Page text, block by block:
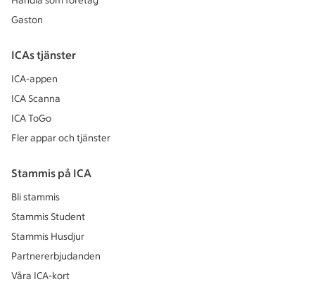
Gaston
ICAs tjänster
ICA-appen
ICA Scanna
ICA ToGo
Fler appar och tjänster
Stammis på ICA
Bli stammis
Stammis Student
Stammis Husdjur
Partnererbjudanden
Våra ICA-kort